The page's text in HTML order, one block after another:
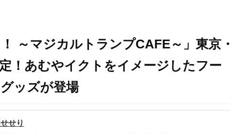
～マジカルトランプCAFE～」東京・
！あむやイクトをイメージしたフー
ッズが登場
せり